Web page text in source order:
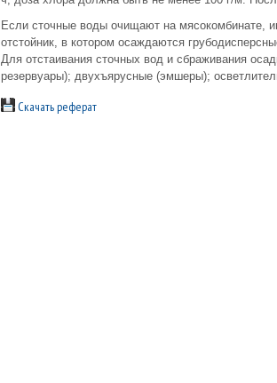
Если сточные воды очищают на мясокомбинате,
отстойник, в котором осаждаются
Для отстаивания сточных вод и сбраживания
резервуары); двухъярусные (эмшеры);
Скачать реферат